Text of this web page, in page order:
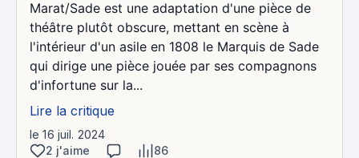
Marat/Sade est une adaptation d'une pièce de
théâtre plutôt obscure, mettant en scène à
l'intérieur d'un asile en 1808 le Marquis de Sade
qui dirige une pièce jouée par ses compagnons
d'infortune sur la...
Lire la critique
le 16 juil. 2024
2 j'aime
86